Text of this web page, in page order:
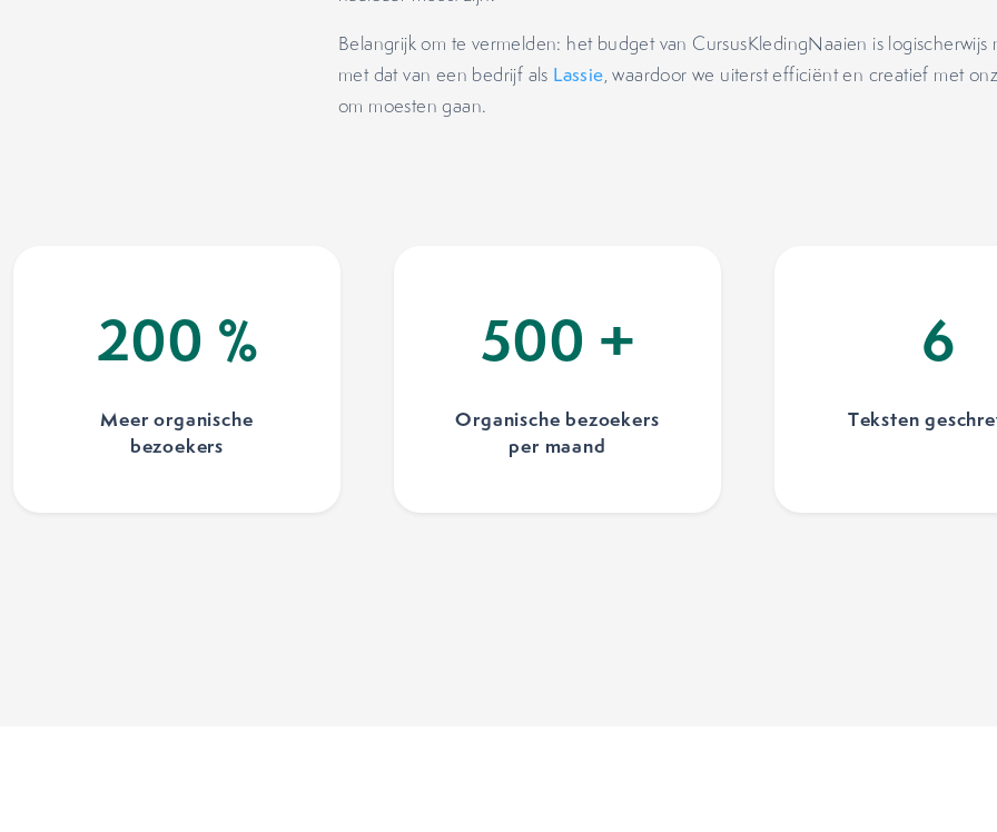
Belangrijk om te vermelden: het budget van CursusKledingNaaien is logischerwijs
met dat van een bedrijf als Lassie, waardoor we uiterst efficiënt en creatief met
om moesten gaan.
200 %
Meer organische
bezoekers
500 +
Organische bezoekers
per maand
8
Teksten